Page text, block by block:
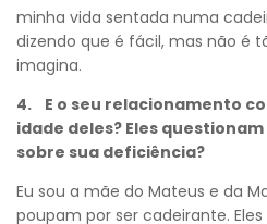
minha vida sentada numa
dizendo que é fácil, mas não é
imagina.
4. E o seu relacionamento
idade deles? Eles
sobre sua deficiência?
Eu sou a mãe do Mateus e da
poupam por ser cadeirante.